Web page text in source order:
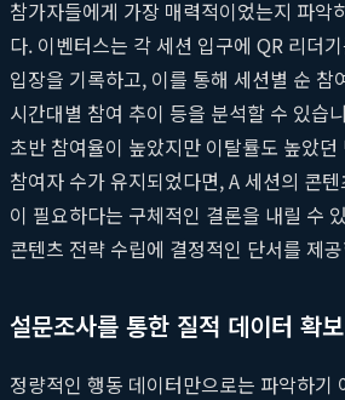
참가자들에게 가장 매력적이었는지 파악
다. 이벤터스는 각 세션 입구에 QR 리더
입장을 기록하고, 이를 통해 세션별 순 참
시간대별 참여 추이 등을 분석할 수 있습
초반 참여율이 높았지만 이탈률도 높았
참여자 수가 유지되었다면, A 세션의 콘
이 필요하다는 구체적인 결론을 내릴 수
콘텐츠 전략 수립에 결정적인 단서를 제
설문조사를 통한 질적 데이터 확보
정량적인 행동 데이터만으로는 파악하기